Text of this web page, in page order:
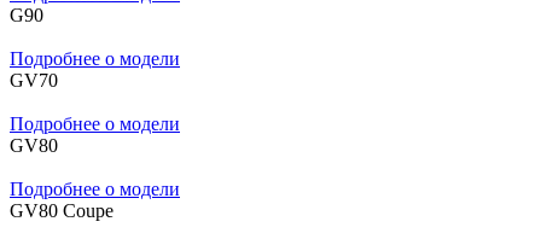
G90
Подробнее о модели
GV70
Подробнее о модели
GV80
Подробнее о модели
GV80 Coupe